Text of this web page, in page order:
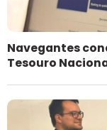
Navegantes
Tesouro